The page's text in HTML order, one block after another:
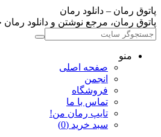
رمان – دانلود رمان
رمان، مرجع نوشتن و دانلود رمان جدید
منو
صفحه اصلی
انجمن
فروشگاه
تماس با ما
تایپ رمان من!
سبد خرید (0)